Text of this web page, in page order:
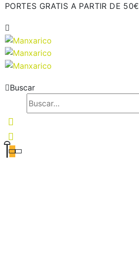
PORTES GRATIS A PARTIR DE 50€
Buscar